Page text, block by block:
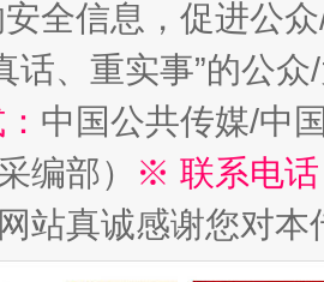
促振兴 酒驾
全信息，促进公
话、重实事”的公
中国公共传媒/中
编部）
※ 联系电
站真诚感谢您对